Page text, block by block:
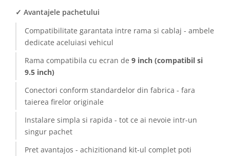
✓ Avantajele pachetului
Compatibilitate garantata intre rama si cablaj - ambele
dedicate aceluiasi vehicul
Rama compatibila cu ecran de 9 inch (compatibil si
9.5 inch)
Conectori conform standardelor din fabrica - fara
taierea firelor originale
Instalare simpla si rapida - tot ce ai nevoie intr-un
singur pachet
Pret avantajos - achizitionand kit-ul complet poti